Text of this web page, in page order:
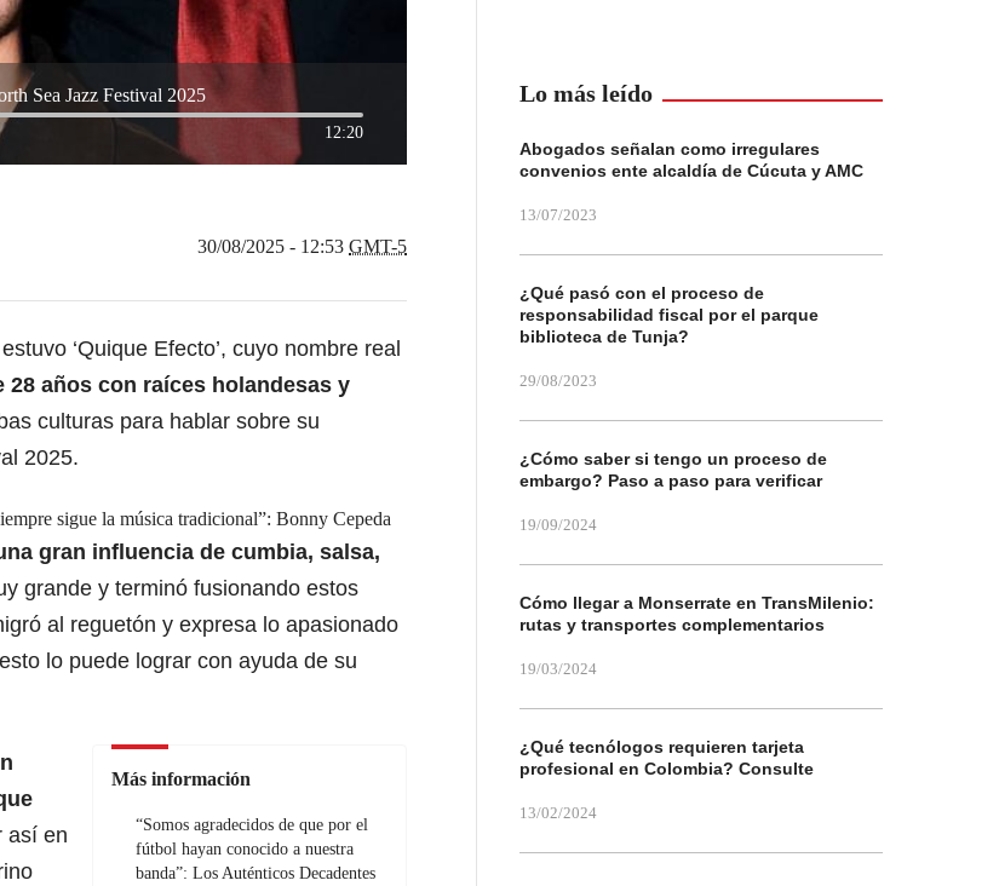
Sea Jazz Festival 2025
12:20
30/08/2025 - 12:53 GMT-5
estuvo ‘Quique Efecto’, cuyo nombre real
28 años con raíces holandesas y
culturas para hablar sobre su
2025.
sigue la música tradicional”: Bonny Cepeda
gran influencia de cumbia, salsa,
grande y terminó fusionando estos
al reguetón y expresa lo apasionado
lo puede lograr con ayuda de su
Más información
“Somos agradecidos de que por el
fútbol hayan conocido a nuestra
banda”: Los Auténticos Decadentes
así en
Lo más leído
Abogados señalan como irregulares
convenios ente alcaldía de Cúcuta y AMC
13/07/2023
¿Qué pasó con el proceso de
responsabilidad fiscal por el parque
biblioteca de Tunja?
29/08/2023
¿Cómo saber si tengo un proceso de
embargo? Paso a paso para verificar
19/09/2024
Cómo llegar a Monserrate en TransMilenio:
rutas y transportes complementarios
19/03/2024
¿Qué tecnólogos requieren tarjeta
profesional en Colombia? Consulte
13/02/2024